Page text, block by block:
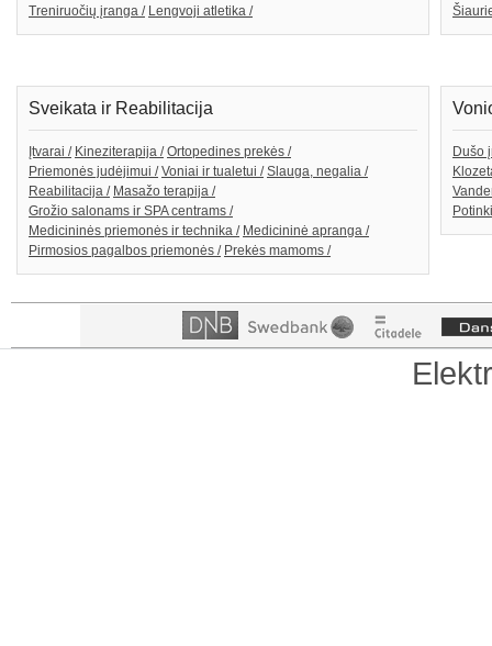
Treniruočių įranga / Lengvoji atletika /
Sveikata ir Reabilitacija
Įtvarai / Kineziterapija / Ortopedines prekės /
Priemonės judėjimui / Voniai ir tualetui / Slauga, negalia /
Reabilitacija / Masažo terapija /
Grožio salonams ir SPA centrams /
Medicininės priemonės ir technika / Medicininė apranga /
Pirmosios pagalbos priemonės / Prekės mamoms /
Dušo